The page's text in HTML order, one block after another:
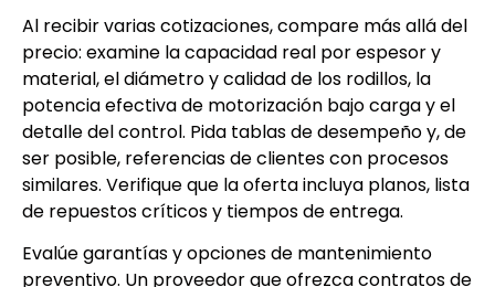
Al recibir varias cotizaciones, compare más allá del
precio: examine la capacidad real por espesor y
material, el diámetro y calidad de los rodillos, la
potencia efectiva de motorización bajo carga y el
detalle del control. Pida tablas de desempeño y, de
ser posible, referencias de clientes con procesos
similares. Verifique que la oferta incluya planos, lista
de repuestos críticos y tiempos de entrega.
Evalúe garantías y opciones de mantenimiento
preventivo. Un proveedor que ofrezca contratos de